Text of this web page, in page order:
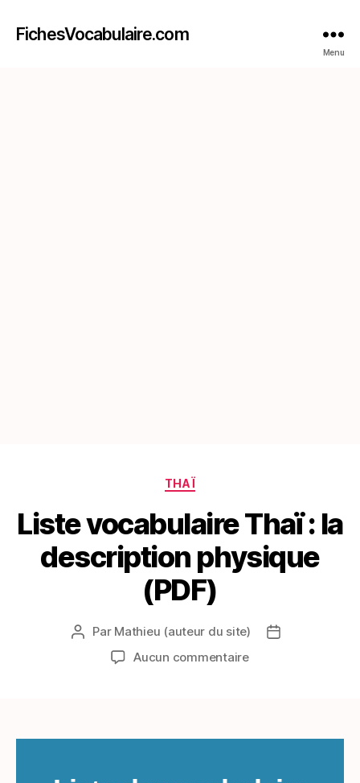
FichesVocabulaire.com
Menu
Catégories
THAÏ
Liste vocabulaire Thaï : la
description physique
(PDF)
Auteur
l’article
Par Mathieu (auteur du site)
Date
Aucun commentairesur
physique